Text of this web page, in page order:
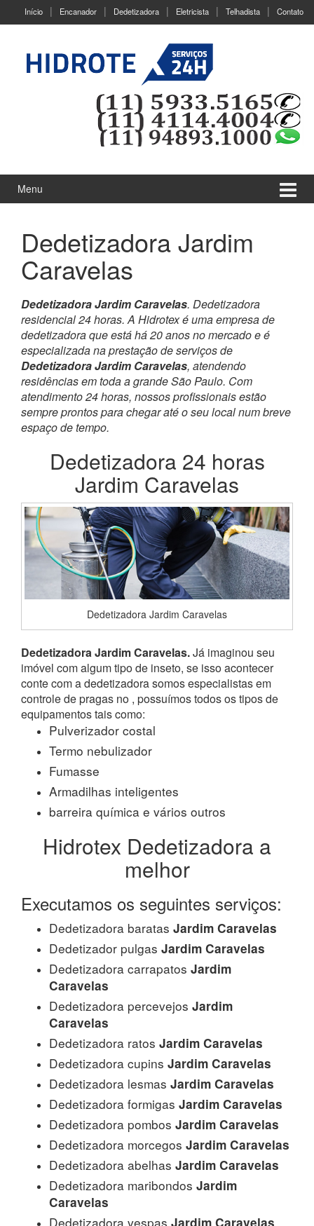
Início Encanador Dedetizadora Eletricista Telhadista Contato
Menu
Dedetizadora Jardim
Caravelas
Dedetizadora Jardim Caravelas. Dedetizadora
residencial 24 horas. A Hidrotex é uma empresa de
dedetizadora que está há 20 anos no mercado e é
especializada na prestação de serviços de
Dedetizadora Jardim Caravelas, atendendo
residências em toda a grande São Paulo. Com
atendimento 24 horas, nossos profissionais estão
sempre prontos para chegar até o seu local num breve
espaço de tempo.
Dedetizadora 24 horas
Jardim Caravelas
Dedetizadora Jardim Caravelas
Dedetizadora Jardim Caravelas.Já imaginou seu
imóvel com algum tipo de inseto, se isso acontecer
conte com a dedetizadora somos especialistas em
controle de pragas no , possuímos todos os tipos de
equipamentos tais como:
Pulverizador costal
Termo nebulizador
Fumasse
Armadilhas inteligentes
barreira química e vários outros
Hidrotex Dedetizadora a
melhor
Executamos os seguintes serviços:
Dedetizadora baratas Jardim Caravelas
Dedetizador pulgas Jardim Caravelas
Dedetizadora carrapatos Jardim
Caravelas
Dedetizadora percevejos Jardim
Caravelas
Dedetizadora ratos Jardim Caravelas
Dedetizadora cupins Jardim Caravelas
Dedetizadora lesmas Jardim Caravelas
Dedetizadora formigas Jardim Caravelas
Dedetizadora pombos Jardim Caravelas
Dedetizadora morcegos Jardim Caravelas
Dedetizadora abelhas Jardim Caravelas
Dedetizadora maribondos Jardim
Caravelas
Dedetizadora vespas Jardim Caravelas